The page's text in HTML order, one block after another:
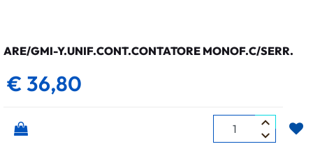
ARE/GMI-Y.UNIF.CONT.CONTATORE MONOF.C/SERR.
€ 36,80
Quantità